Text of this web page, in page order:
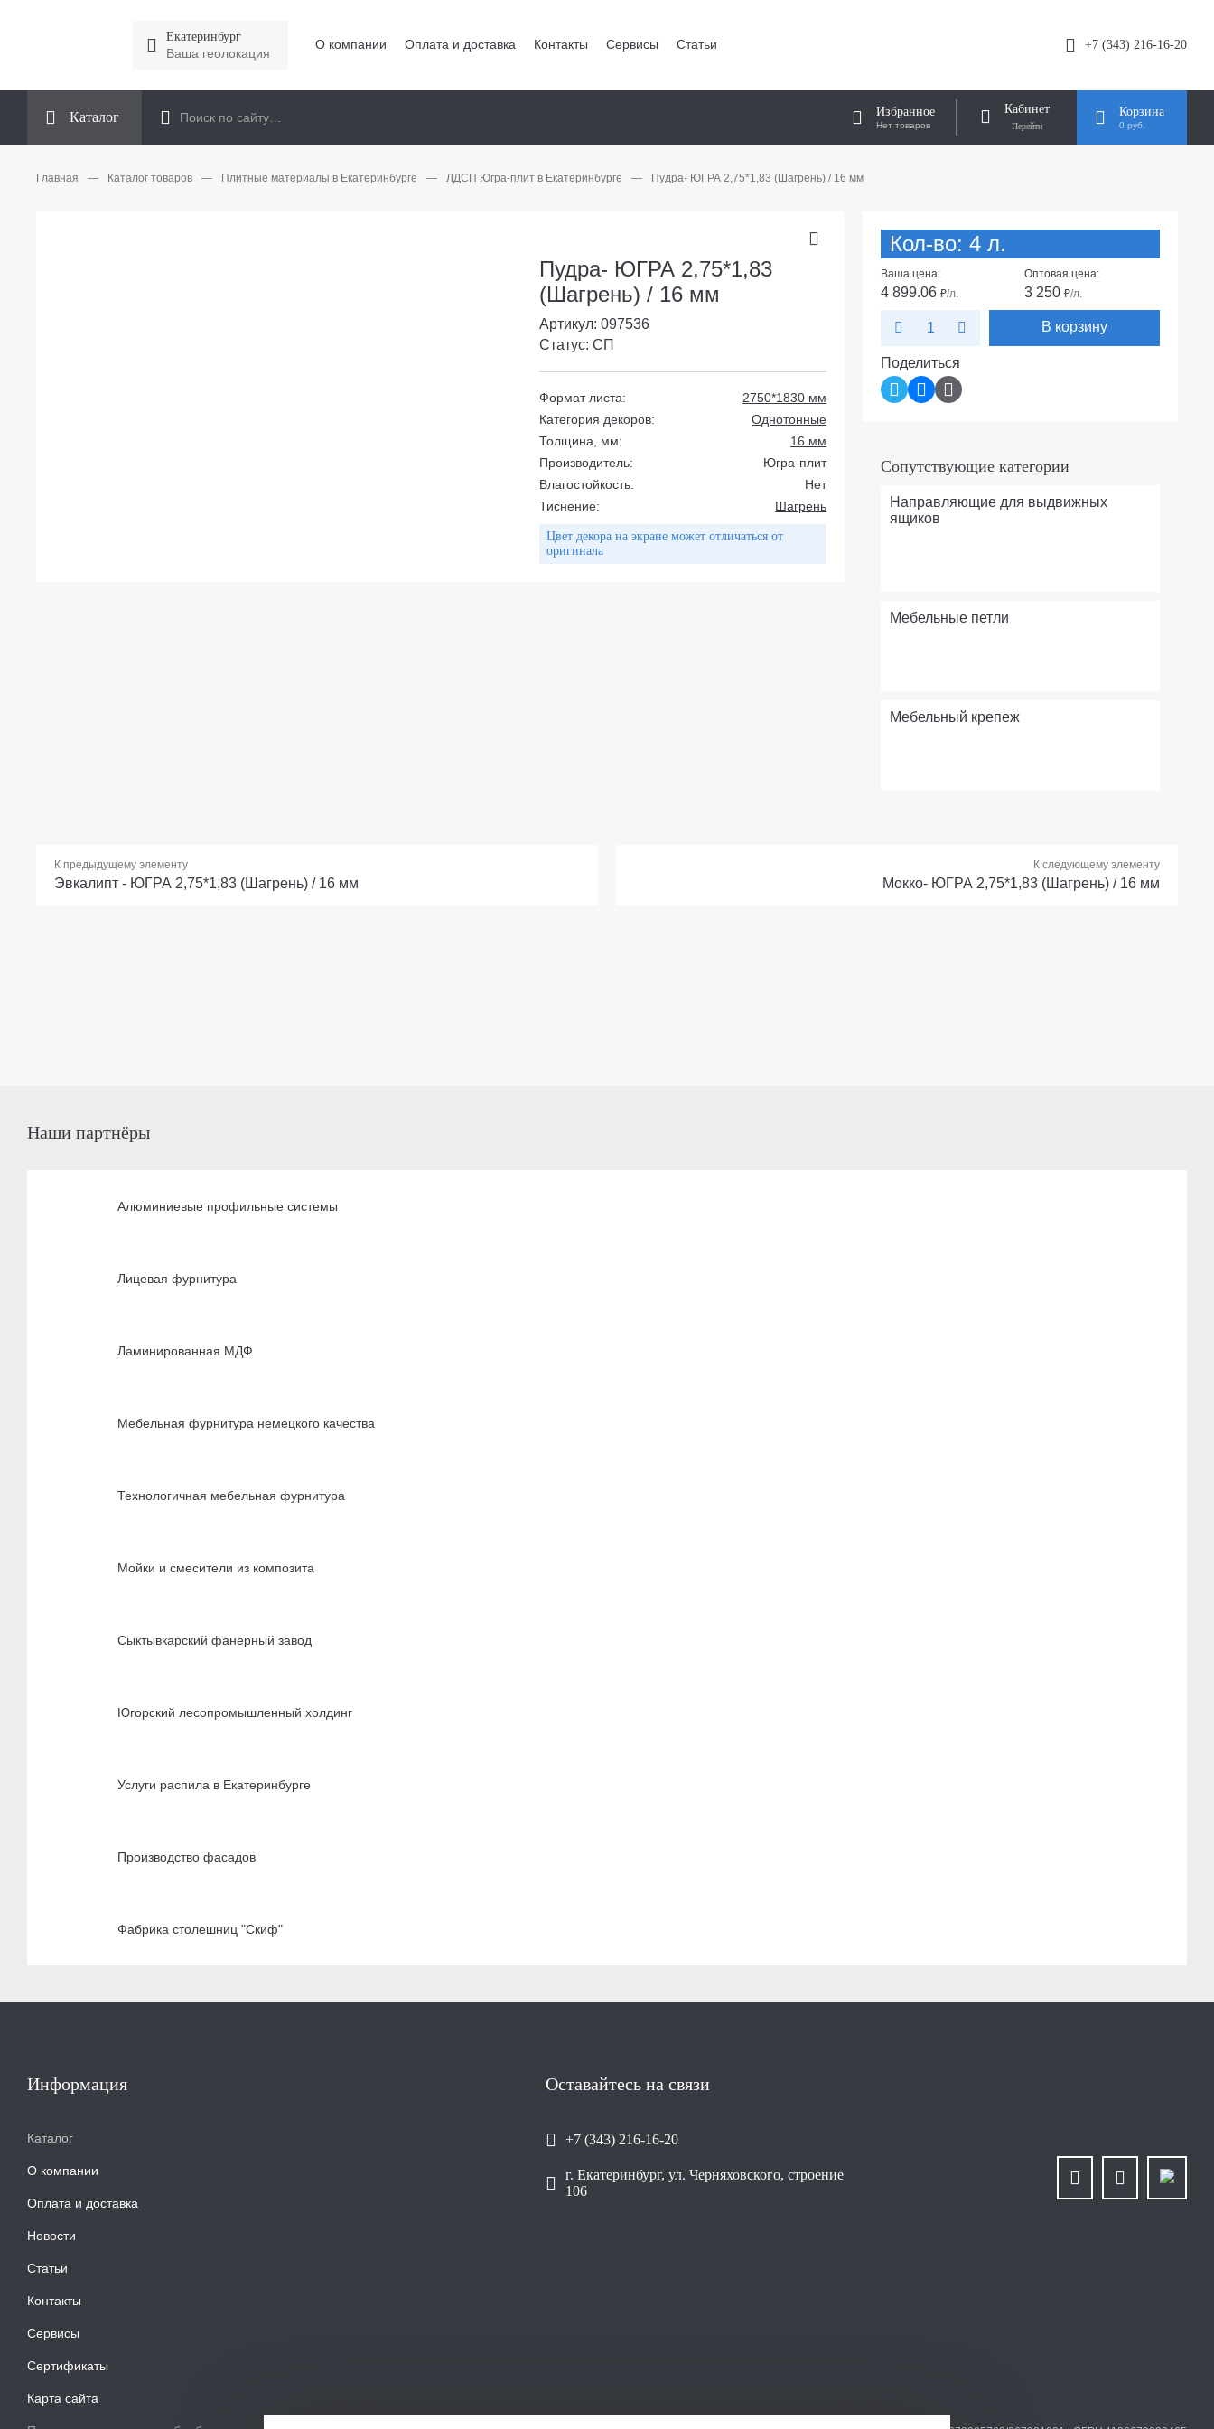
Екатеринбург
Ваша геолокация
О компании Оплата и доставка Контакты Сервисы Статьи +7 (343) 216-16-20
Каталог Избранное
Нет товаров
Кабинет Корзина
0 руб.
Главная — Каталог товаров — Плитные материалы в Екатеринбурге — ЛДСП Югра-плит в Екатеринбурге — Пудра- ЮГРА 2,75*1,83 (Шагрень) / 16 мм
Кол-во: 4 л.
Ваша цена:
4 899.06₽/л.
Оптовая цена:
3 250₽/л.
В корзину
Поделиться
Сопутствующие категории
Направляющие для выдвижных
ящиков
Мебельные петли
Мебельный крепеж
Пудра- ЮГРА 2,75*1,83
(Шагрень) / 16 мм
Артикул: 097536
Статус: СП
Формат листа:
2750*1830 мм
Категория декоров:
Однотонные
Толщина, мм:
16 мм
Производитель:
Югра-плит
Влагостойкость:
Нет
Тиснение:
Шагрень
Цвет декора на экране может отличаться от
оригинала
К предыдущему элементу
Эвкалипт - ЮГРА 2,75*1,83 (Шагрень) / 16 мм
К следующему элементу
Мокко- ЮГРА 2,75*1,83 (Шагрень) / 16 мм
Наши партнёры
Алюминиевые профильные системы
Лицевая фурнитура
Ламинированная МДФ
Мебельная фурнитура немецкого качества
Технологичная мебельная фурнитура
Мойки и смесители из композита
Сыктывкарский фанерный завод
Югорский лесопромышленный холдинг
Услуги распила в Екатеринбурге
Производство фасадов
Фабрика столешниц "Скиф"
Информация
Каталог
О компании
Оплата и доставка
Новости
Статьи
Контакты
Сервисы
Сертификаты
Карта сайта
Оставайтесь на связи
+7 (343) 216-16-20
г. Екатеринбург, ул. Черняховского, строение
106